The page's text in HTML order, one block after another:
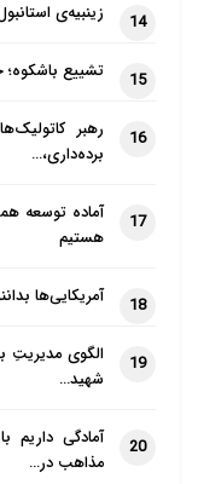
جلوگیری
یا حزب و
رهبران
شوراهای
تضعیف
رهبر
همزمان چند
قوا و
احترام به
خطوط را
14 زینبیه‌ی
15 تشییع
16
رهبر
برده‌داری،…
17
آماده توسعه
هستیم
18 آمریکایی‌ها
19
الگوی مدیریتِ
شهید…
20
آمادگی داریم
مذاهب در…